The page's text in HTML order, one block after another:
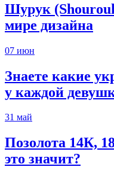
Шурук
мире дизайна
07 июн
Знаете какие
у каждой
31 май
Позолота 14К,
это значит?